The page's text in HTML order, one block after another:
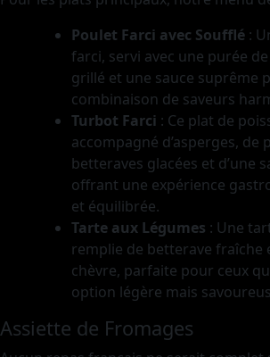
Poulet Farci avec Soufflé :
farci, servi avec une purée
grillé et une sauce suprême
combinaison de saveurs
Turbot Farci : Ce plat de
accompagné d’asperges, de
betteraves glacées et d’une
offrant une expérience
et équilibrée.
Tarte aux Légumes : Une
remplie de betterave fraîche
chèvre, parfaite pour ceux
option légère mais
Assiette de Fromages